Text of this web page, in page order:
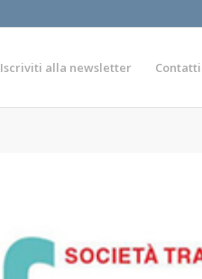
Iscriviti alla newsletter Contatti